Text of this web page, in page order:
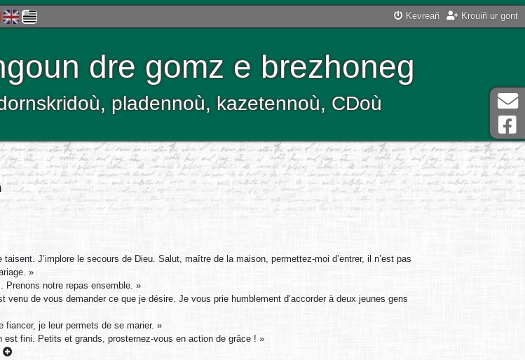
Kevreañ Krouiñ ur gont
dre gomz e brezhoneg
pladennoù, kazetennoù, CDoù
J’implore le secours de Dieu. Salut, maître de la maison, permettez-moi d’entrer, il n’est pas
»
Prenons notre repas ensemble. »
venu de vous demander ce que je désire. Je vous prie humblement d’accorder à deux jeunes gens
fiancer, je leur permets de se marier. »
est fini. Petits et grands, prosternez-vous en action de grâce ! »